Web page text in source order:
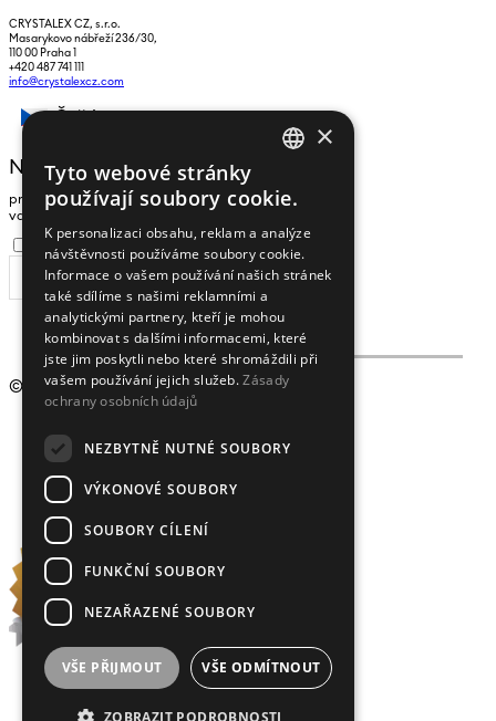
CRYSTALEX CZ, s.r.o.
Masarykovo nábřeží 236/30,
110 00 Praha 1
+420 487 741 111
info@crystalexcz.com
NEWSLETTER
pro zasílání zpráv a novinek zadejte prosím
vaši e-mailovou adresu
Souhlasím se zpracováním osobních údajů
ODEBÍRAT
© 2009 - 2026Crystalex CZ, s.r.o.
×
Tyto webové stránky
používají soubory cookie.
K personalizaci obsahu, reklam a analýze
návštěvnosti používáme soubory cookie.
Informace o vašem používání našich stránek
také sdílíme s našimi reklamními a
analytickými partnery, kteří je mohou
kombinovat s dalšími informacemi, které
jste jim poskytli nebo které shromáždili při
vašem používání jejich služeb.Zásady
ochrany osobních údajů
NEZBYTNĚ NUTNÉ SOUBORY
VÝKONOVÉ SOUBORY
SOUBORY CÍLENÍ
FUNKČNÍ SOUBORY
NEZAŘAZENÉ SOUBORY
VŠE PŘIJMOUT VŠE ODMÍTNOUT
ZOBRAZIT PODROBNOSTI